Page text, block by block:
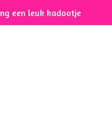
een leuk kadootje